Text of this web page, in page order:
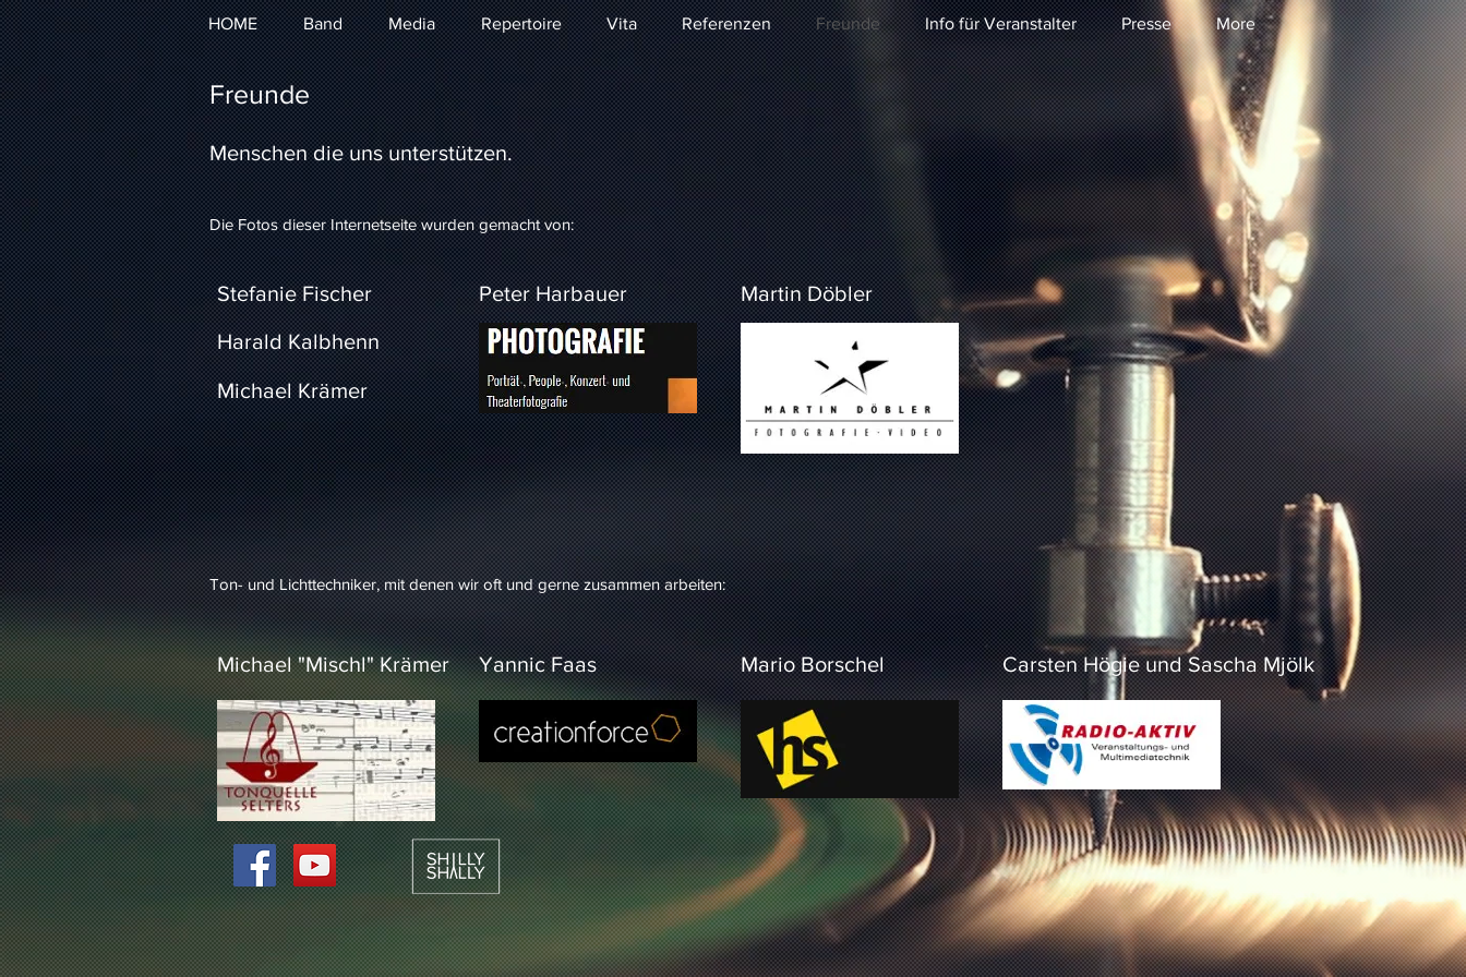
HOME Band Media Repertoire Vita Referenzen Freunde Info für Veranstalter Presse More
Freunde
Menschen die uns unterstützen.
Die Fotos dieser Internetseite wurden gemacht von:
Stefanie Fischer
Harald Kalbhenn
Michael Krämer
Peter Harbauer Martin Döbler
Ton- und Lichttechniker, mit denen wir oft und gerne zusammen arbeiten:
Michael "Mischl" Krämer Yannic Faas Mario Borschel Carsten Högie und Sascha Mjölk